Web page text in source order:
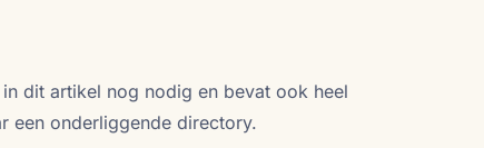
dit artikel nog nodig en bevat ook heel
een onderliggende directory.